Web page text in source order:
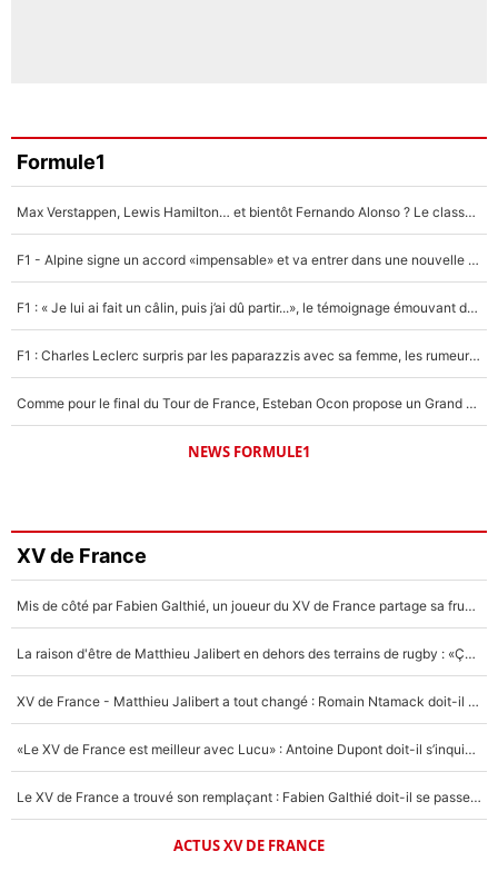
Formule1
Max Verstappen, Lewis Hamilton… et bientôt Fernando Alonso ? Le classement des pilotes les mieux payés en Formule 1 risque de changer !
F1 - Alpine signe un accord «impensable» et va entrer dans une nouvelle dimension : Grande nouvelle pour Pierre Gasly !
F1 : « Je lui ai fait un câlin, puis j’ai dû partir...», le témoignage émouvant de Max Verstappen sur sa fille
F1 : Charles Leclerc surpris par les paparazzis avec sa femme, les rumeurs étaient vraies !
Comme pour le final du Tour de France, Esteban Ocon propose un Grand Prix de Formule 1 à Paris : «Autour de l’Arc de Triomphe, ce serait génial» !
NEWS FORMULE1
XV de France
Mis de côté par Fabien Galthié, un joueur du XV de France partage sa frustration : «ils ne me l’ont pas dit tout de suite»
La raison d'être de Matthieu Jalibert en dehors des terrains de rugby : «Ça m'atteint autant que si tu touches à un membre de ma famille»
XV de France - Matthieu Jalibert a tout changé : Romain Ntamack doit-il s’inquiéter pour sa place à un an de la Coupe du monde ?
«Le XV de France est meilleur avec Lucu» : Antoine Dupont doit-il s’inquiéter pour sa place ?
Le XV de France a trouvé son remplaçant : Fabien Galthié doit-il se passer d'Antoine Dupont ?
ACTUS XV DE FRANCE